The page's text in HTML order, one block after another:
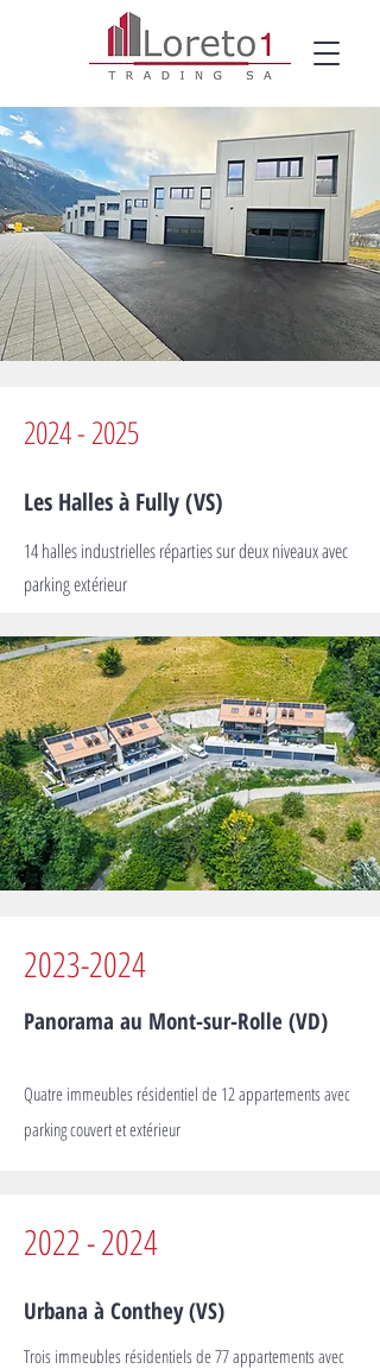
2024 - 2025
Les Halles à Fully (VS)
14 halles industrielles réparties sur deux niveaux avec
parking extérieur
2023-2024
Panorama au Mont-sur-Rolle (VD)
Quatre immeubles résidentiel de 12 appartements avec
parking couvert et extérieur
2022 - 2024
Urbana à Conthey (VS)
Trois immeubles résidentiels de 77 appartements avec